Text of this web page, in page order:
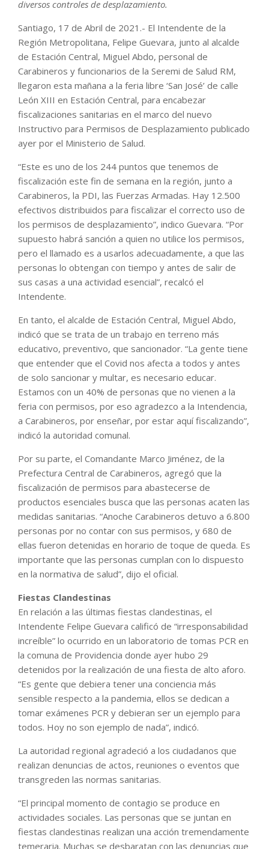
diversos controles de desplazamiento.
Santiago, 17 de Abril de 2021.- El Intendente de la
Región Metropolitana, Felipe Guevara, junto al alcalde
de Estación Central, Miguel Abdo, personal de
Carabineros y funcionarios de la Seremi de Salud RM,
llegaron esta mañana a la feria libre ‘San José’ de calle
León XIII en Estación Central, para encabezar
fiscalizaciones sanitarias en el marco del nuevo
Instructivo para Permisos de Desplazamiento publicado
ayer por el Ministerio de Salud.
“Este es uno de los 244 puntos que tenemos de
fiscalización este fin de semana en la región, junto a
Carabineros, la PDI, las Fuerzas Armadas. Hay 12.500
efectivos distribuidos para fiscalizar el correcto uso de
los permisos de desplazamiento”, indico Guevara. “Por
supuesto habrá sanción a quien no utilice los permisos,
pero el llamado es a usarlos adecuadamente, a que las
personas lo obtengan con tiempo y antes de salir de
sus casas a una actividad esencial”, recalcó el
Intendente.
En tanto, el alcalde de Estación Central, Miguel Abdo,
indicó que se trata de un trabajo en terreno más
educativo, preventivo, que sancionador. “La gente tiene
que entender que el Covid nos afecta a todos y antes
de solo sancionar y multar, es necesario educar.
Estamos con un 40% de personas que no vienen a la
feria con permisos, por eso agradezco a la Intendencia,
a Carabineros, por enseñar, por estar aquí fiscalizando”,
indicó la autoridad comunal.
Por su parte, el Comandante Marco Jiménez, de la
Prefectura Central de Carabineros, agregó que la
fiscalización de permisos para abastecerse de
productos esenciales busca que las personas acaten las
medidas sanitarias. “Anoche Carabineros detuvo a 6.800
personas por no contar con sus permisos, y 680 de
ellas fueron detenidas en horario de toque de queda. Es
importante que las personas cumplan con lo dispuesto
en la normativa de salud”, dijo el oficial.
Fiestas Clandestinas
En relación a las últimas fiestas clandestinas, el
Intendente Felipe Guevara calificó de “irresponsabilidad
increíble” lo ocurrido en un laboratorio de tomas PCR en
la comuna de Providencia donde ayer hubo 29
detenidos por la realización de una fiesta de alto aforo.
“Es gente que debiera tener una conciencia más
sensible respecto a la pandemia, ellos se dedican a
tomar exámenes PCR y debieran ser un ejemplo para
todos. Hoy no son ejemplo de nada”, indicó.
La autoridad regional agradeció a los ciudadanos que
realizan denuncias de actos, reuniones o eventos que
transgreden las normas sanitarias.
“El principal momento de contagio se produce en
actividades sociales. Las personas que se juntan en
fiestas clandestinas realizan una acción tremendamente
temeraria. Muchas se desbaratan con las denuncias que